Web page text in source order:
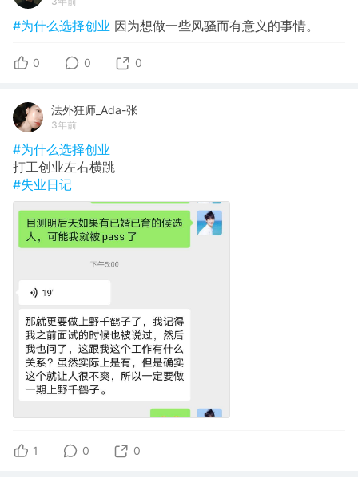
#为什么选择创业 因为想做一些风骚而有意义的事情。
0 0 0
法外狂师_Ada-张
3年前
#为什么选择创业
打工创业左右横跳
#失业日记
1 0 0